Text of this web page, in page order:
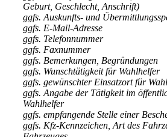
Geburt, Geschlecht, Anschrift)
ggfs. Auskunfts- und
ggfs. E-Mail-Adresse
ggfs. Telefonnummer
ggfs. Faxnummer
ggfs. Bemerkungen, Begründungen
ggfs. Wunschtätigkeit für Wahlhelfer
ggfs. gewünschter Einsatzort für
ggfs. Angabe der Tätigkeit im
Wahlhelfer
ggfs. empfangende Stelle einer
ggfs. Kfz-Kennzeichen, Art des